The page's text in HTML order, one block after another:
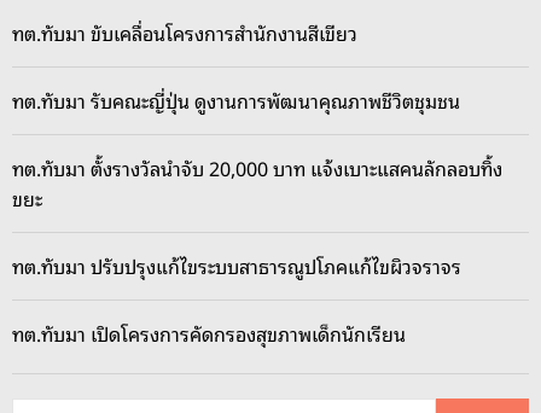
ทต.ทับมา ขับเคลื่อนโครงการสำนักงานสีเขียว
ทต.ทับมา รับคณะญี่ปุ่น ดูงานการพัฒนาคุณภาพชีวิตชุมชน
ทต.ทับมา ตั้งรางวัลนำจับ 20,000 บาท แจ้งเบาะแสคนลักลอบทิ้ง
ขยะ
ทต.ทับมา ปรับปรุงแก้ไขระบบสาธารณูปโภคแก้ไขผิวจราจร
ทต.ทับมา เปิดโครงการคัดกรองสุขภาพเด็กนักเรียน